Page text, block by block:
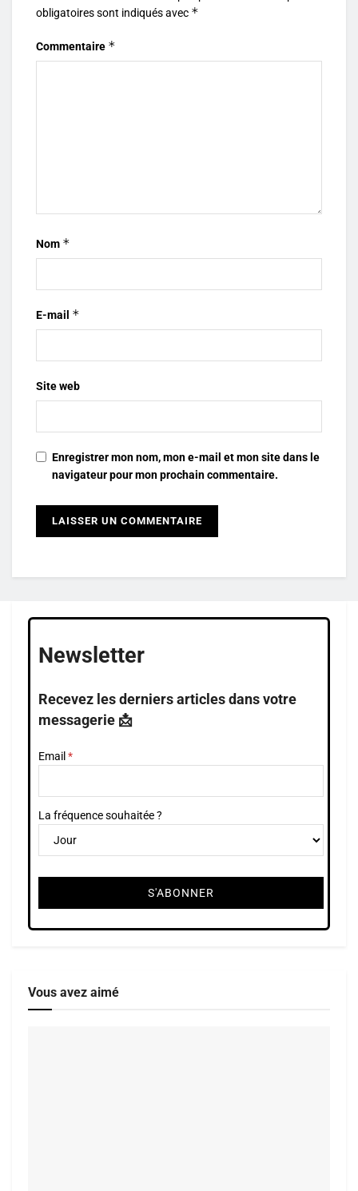
obligatoires sont indiqués avec *
Commentaire *
Nom *
E-mail *
Site web
Enregistrer mon nom, mon e-mail et mon site dans le
navigateur pour mon prochain commentaire.
Newsletter
Recevez les derniers articles dans votre
messagerie 📩
Email
La fréquence souhaitée ?
Vous avez aimé